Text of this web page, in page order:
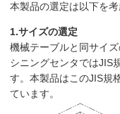
本製品の選定は以下を考
1.サイズの選定
機械テーブルと同サイ
シニングセンタではJIS
す。本製品はこのJIS規
ています。